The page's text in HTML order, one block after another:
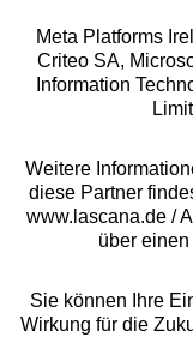
Alle Preise inkl. MwSt., zzgl.
** Bonität vorausgesetzt,
Meta Platforms
Criteo SA,
Information
Weitere
diese Partner
www.lascana.de /
über
Sie können Ihre
Wirkung für die